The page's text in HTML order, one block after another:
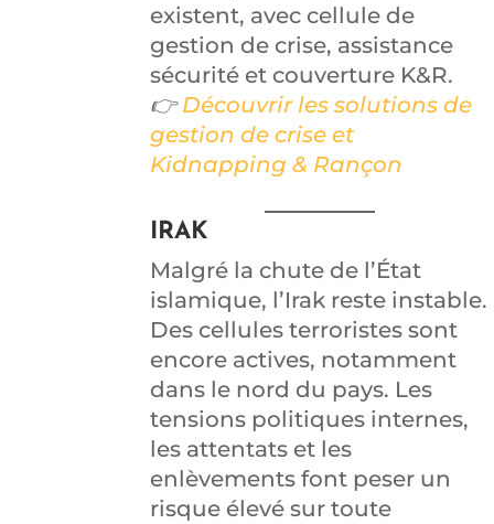
existent, avec cellule de
gestion de crise, assistance
sécurité et couverture K&R.
👉Découvrir les solutions de
gestion de crise et
Kidnapping & Rançon
IRAK
Malgré la chute de l’État
islamique, l’Irak reste instable.
Des cellules terroristes sont
encore actives, notamment
dans le nord du pays. Les
tensions politiques internes,
les attentats et les
enlèvements font peser un
risque élevé sur toute